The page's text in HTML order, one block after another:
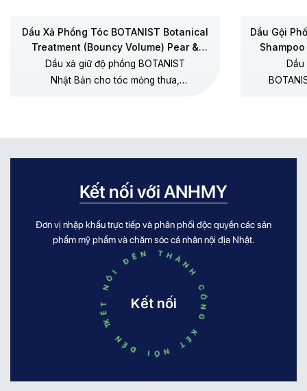
Dầu Xả Phồng Tóc BOTANIST Botanical
Treatment (Bouncy Volume) Pear &
Chamomile
Dầu xả giữ độ phồng BOTANIST
Nhật Bản cho tóc mỏng thưa,
Dầu Gội
Kết nối với ANHMY
Đơn vị nhập khẩu trực tiếp và phân phối độc quyền các sản
phẩm mỹ phẩm và chăm sóc cá nhân nội địa Nhật.
KẾT NỐI ĐẾN THÀNH CÔNG KẾT NỐI ĐẾN THÀNH CÔNG
Kết nối